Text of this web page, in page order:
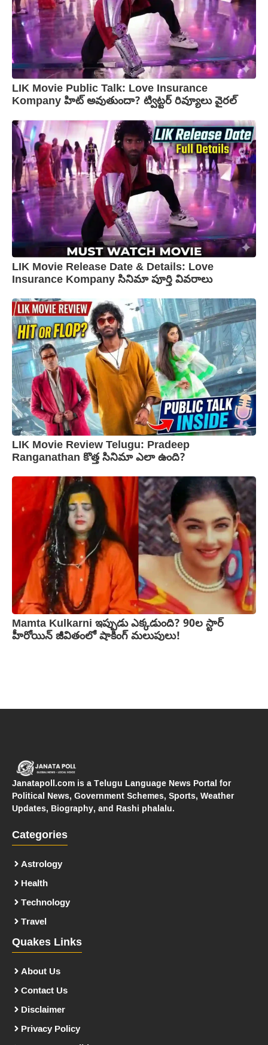
LIK Movie Public Talk: Love Insurance
Kompany హిట్ అవుతుందా? ట్విట్టర్ రివ్యూలు వైరల్
LIK Movie Release Date & Details: Love
Insurance Kompany సినిమా పూర్తి వివరాలు
LIK Movie Review Telugu: Pradeep
Ranganathan కొత్త సినిమా ఎలా ఉంది?
Mamta Kulkarni ఇప్పుడు ఎక్కడుంది? 90ల స్టార్
హీరోయిన్ జీవితంలో షాకింగ్ మలుపులు!
Janatapoll.com is a Telugu Language News Portal for
Political News, Government Schemes, Sports, Weather
Updates, Biography, and Rashi phalalu.
Categories
Astrology
Health
Technology
Travel
Quakes Links
About Us
Contact Us
Disclaimer
Privacy Policy